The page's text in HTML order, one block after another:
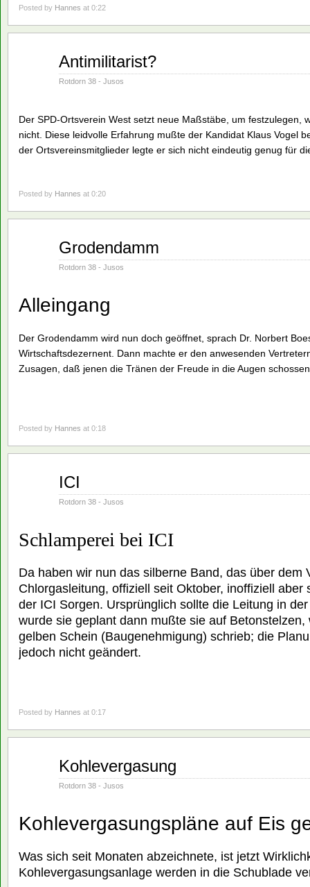
Posted by Hannes at 0:22
Antimilitarist?
Rotdorn 38 - Jusos
Der SPD-Ortsverein West setzt neue Maßstäbe, um festzulegen,
nicht. Diese leidvolle Erfahrung mußte der Kandidat Klaus Vogel
der Ortsvereinsmitglieder legte er sich nicht eindeutig genug für
Posted by Hannes at 0:20
Grodendamm
Rotdorn 38 - Jusos
Alleingang
Der Grodendamm wird nun doch geöffnet, sprach Dr. Norbert
Wirtschaftsdezernent. Dann machte er den anwesenden
Zusagen, daß jenen die Tränen der Freude in die Augen
Posted by Hannes at 0:18
ICI
Rotdorn 38 - Jusos
Schlamperei bei ICI
Da haben wir nun das silberne Band, das über dem
Chlorgasleitung, offiziell seit Oktober, inoffiziell aber
der ICI Sorgen. Ursprünglich sollte die Leitung in
wurde sie geplant dann mußte sie auf
gelben Schein (Baugenehmigung) schrieb; die
jedoch nicht geändert.
Posted by Hannes at 0:17
Kohlevergasung
Rotdorn 38 - Jusos
Kohlevergasungspläne auf Eis
Was sich seit Monaten abzeichnete, ist jetzt
Kohlevergasungsanlage werden in die Schublade